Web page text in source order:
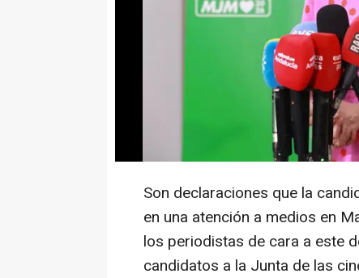
de Andalucía, María Jesús
cinco' que organiza este
(RTVE) de cara a las
poder "llegar" a los
generar más "impacto", con el
Son declaraciones que la
en una atención a medios en
los periodistas de cara a este
candidatos a la Junta de las